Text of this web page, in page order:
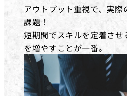
アウトプット重視で、実
課題！
短期間でスキルを定着さ
を増やすことが一番。